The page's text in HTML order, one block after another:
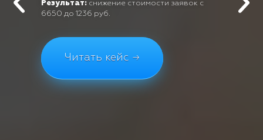
Результат: снижение стоимости заявок с
6650 до 1236 руб.
Читать кейс →